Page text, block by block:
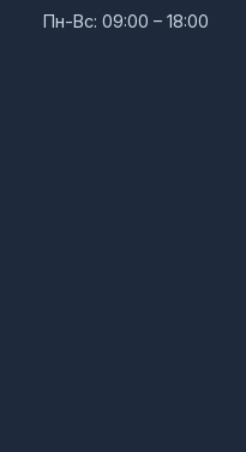
Пн-Вс: 09:00 – 18:00